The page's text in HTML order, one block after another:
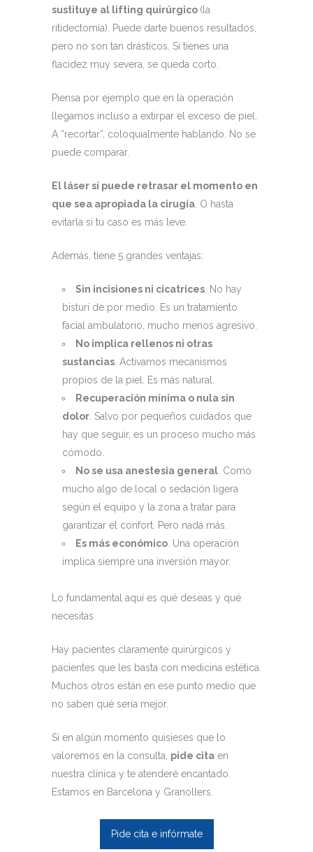
sustituye al lifting quirúrgico (la
ritidectomía). Puede darte buenos resultados,
pero no son tan drásticos. Si tienes una
flacidez muy severa, se queda corto.
Piensa por ejemplo que en la operación
llegamos incluso a extirpar el exceso de piel.
A “recortar”, coloquialmente hablando. No se
puede comparar.
El láser sí puede retrasar el momento en
que sea apropiada la cirugía . O hasta
evitarla si tu caso es más leve.
Además, tiene 5 grandes ventajas:
Sin incisiones ni cicatrices . No hay
bisturí de por medio. Es un tratamiento
facial ambulatorio, mucho menos agresivo.
No implica rellenos ni otras
sustancias . Activamos mecanismos
propios de la piel. Es más natural.
Recuperación mínima o nula sin
dolor . Salvo por pequeños cuidados que
hay que seguir, es un proceso mucho más
cómodo.
No se usa anestesia general . Como
mucho algo de local o sedación ligera
según el equipo y la zona a tratar para
garantizar el confort. Pero nada más.
Es más económico . Una operación
implica siempre una inversión mayor.
Lo fundamental aquí es qué deseas y qué
necesitas.
Hay pacientes claramente quirúrgicos y
pacientes que les basta con medicina estética.
Muchos otros están en ese punto medio que
no saben qué sería mejor.
Si en algún momento quisieses que lo
valoremos en la consulta, pide cita en
nuestra clínica y te atenderé encantado.
Estamos en Barcelona y Granollers.
Pide cita e infórmate